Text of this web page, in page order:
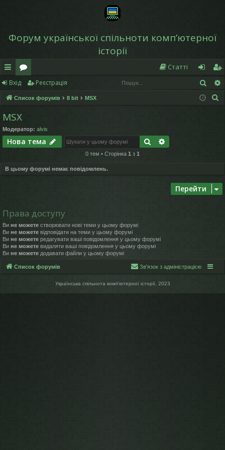
Форум української спільноти компʼютерної
історії
в
и
дк
и
й
д
п
о
ру
м
и
Статті
хі
д
еє
ст
Вхід Реєстрація
Список форумів 8 bit MSX
MSX
Модератор: alvis
Нова тема Пошук
0 тем • Сторінка 1 з 1
В цьому форумі немає повідомлень.
Перейти
Права доступу
Ви не можете створювати нові теми у цьому форумі
Ви не можете відповідати на теми у цьому форумі
Ви не можете редагувати ваші повідомлення у цьому форумі
Ви не можете видаляти ваші повідомлення у цьому форумі
Ви не можете додавати файли у цьому форумі
Список форумів Зв'язок з адміністрацією
Українська спільнота компʼютерної історії, 2023